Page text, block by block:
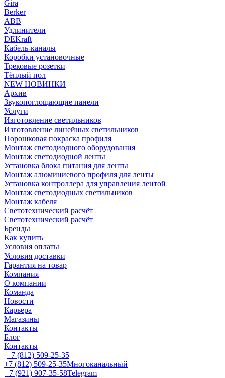
Gira
Berker
ABB
Удлинители
DEKraft
Кабель-каналы
Коробки установочные
Трековые розетки
Тёплый пол
NEW НОВИНКИ
Архив
Звукопоглощающие панели
Услуги
Изготовление светильников
Изготовление линейных светильников
Порошковая покраска профиля
Монтаж светодиодного оборудования
Монтаж светодиодной ленты
Установка блока питания для ленты
Монтаж алюминиевого профиля для ленты
Установка контроллера для управления лентой
Монтаж светодиодных светильников
Монтаж кабеля
Светотехнический расчёт
Светотехнический расчёт
Бренды
Как купить
Условия оплаты
Условия доставки
Гарантия на товар
Компания
О компании
Команда
Новости
Карьера
Магазины
Контакты
Блог
Контакты
+7 (812) 509-25-35
+7 (812) 509-25-35Многоканальный
+7 (921) 907-35-58Telegram